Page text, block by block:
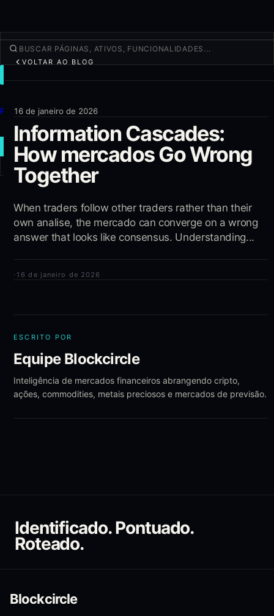
Produtos
Mais
NOVA OPERAÇÃO
Entrar CADASTRAR-SE
VOLTAR AO BLOG
16 de janeiro de 2026
Information Cascades:
How mercados Go Wrong
Together
When traders follow other traders rather than their
own analise, the mercado can converge on a wrong
answer that looks like consensus. Understanding...
· 16 de janeiro de 2026
ESCRITO POR
Equipe Blockcircle
Inteligência de mercados financeiros abrangendo cripto,
ações, commodities, metais preciosos e mercados de previsão.
Identificado. Pontuado.
Roteado.
Blockcircle